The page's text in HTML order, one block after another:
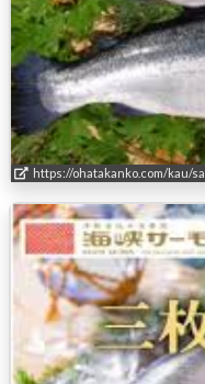
https://ohatakanko.com/kau/